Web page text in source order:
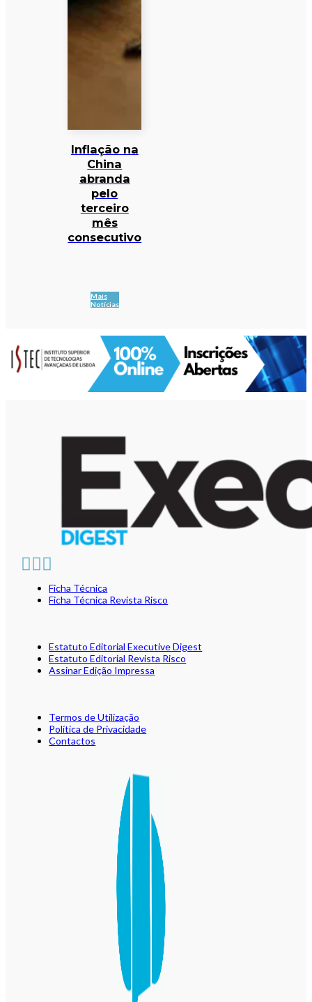
Inflação na
China
abranda
pelo
terceiro
mês
consecutivo
Mais
Notícias
Ficha Técnica
Ficha Técnica Revista Risco
Estatuto Editorial Executive Digest
Estatuto Editorial Revista Risco
Assinar Edição Impressa
Termos de Utilização
Política de Privacidade
Contactos